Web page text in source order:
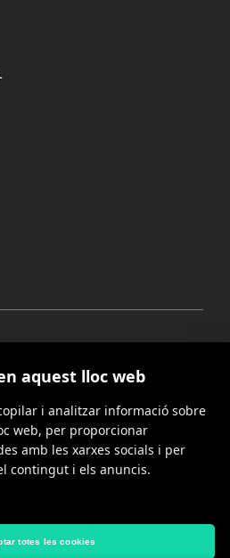
aquest lloc web
i analitzar informació sobre
web, per proporcionar
amb les xarxes socials i per
contingut i els anuncis.
totes les cookies